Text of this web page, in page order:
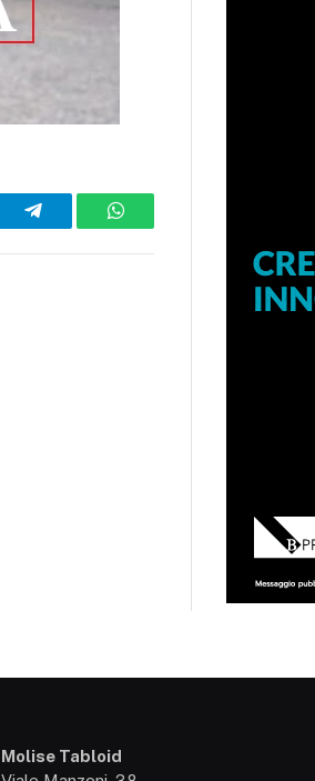
Telegram WhatsApp
Molise Tabloid